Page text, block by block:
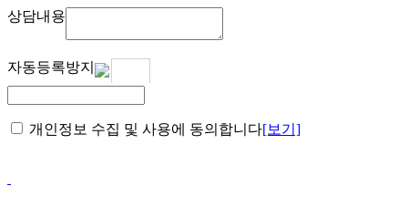
상담내용
자동등록방지
개인정보 수집 및 사용에 동의합니다[보기]